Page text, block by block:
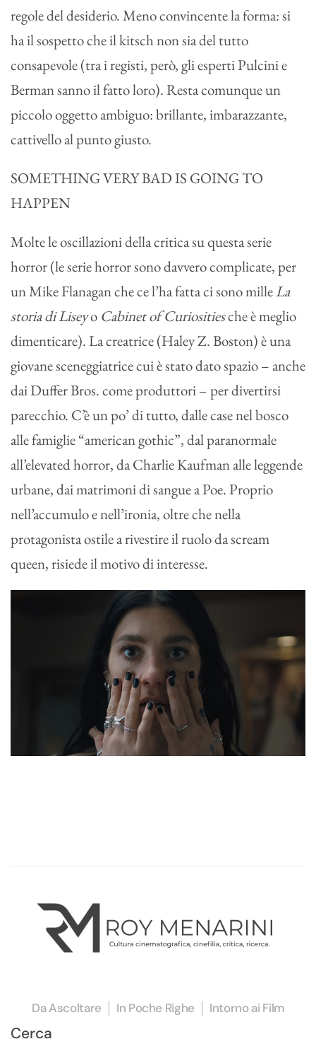
regole del desiderio. Meno convincente la forma: si
ha il sospetto che il kitsch non sia del tutto
consapevole (tra i registi, però, gli esperti Pulcini e
Berman sanno il fatto loro). Resta comunque un
piccolo oggetto ambiguo: brillante, imbarazzante,
cattivello al punto giusto.
SOMETHING VERY BAD IS GOING TO
HAPPEN
Molte le oscillazioni della critica su questa serie
horror (le serie horror sono davvero complicate, per
un Mike Flanagan che ce l’ha fatta ci sono milleLa
storia di Liseyo Cabinet of Curiositiesche è meglio
dimenticare). La creatrice (Haley Z. Boston) è una
giovane sceneggiatrice cui è stato dato spazio – anche
dai Duffer Bros. come produttori – per divertirsi
parecchio. C’è un po’ di tutto, dalle case nel bosco
alle famiglie “american gothic”, dal paranormale
all’elevated horror, da Charlie Kaufman alle leggende
urbane, dai matrimoni di sangue a Poe. Proprio
nell’accumulo e nell’ironia, oltre che nella
protagonista ostile a rivestire il ruolo da scream
queen, risiede il motivo di interesse.
Da Ascoltare In Poche Righe Intorno ai Film